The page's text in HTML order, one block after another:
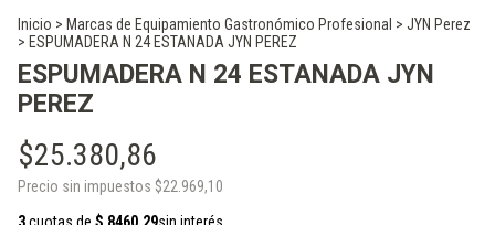
Inicio > Marcas de Equipamiento Gastronómico Profesional > JYN Perez
> ESPUMADERA N 24 ESTANADA JYN PEREZ
ESPUMADERA N 24 ESTANADA JYN
PEREZ
$25.380,86
Precio sin impuestos $22.969,10